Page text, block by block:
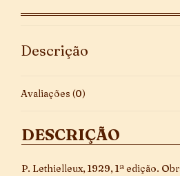
Descrição
Avaliações (0)
DESCRIÇÃO
P. Lethielleux, 1929, 1ª edição.